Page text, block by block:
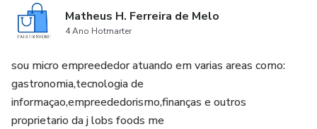
Matheus H. Ferreira de Melo
4 Ano Hotmarter
sou micro empreededor atuando em varias areas como:
gastronomia,tecnologia de
informaçao,empreededorismo,finanças e outros
proprietario da j lobs foods me